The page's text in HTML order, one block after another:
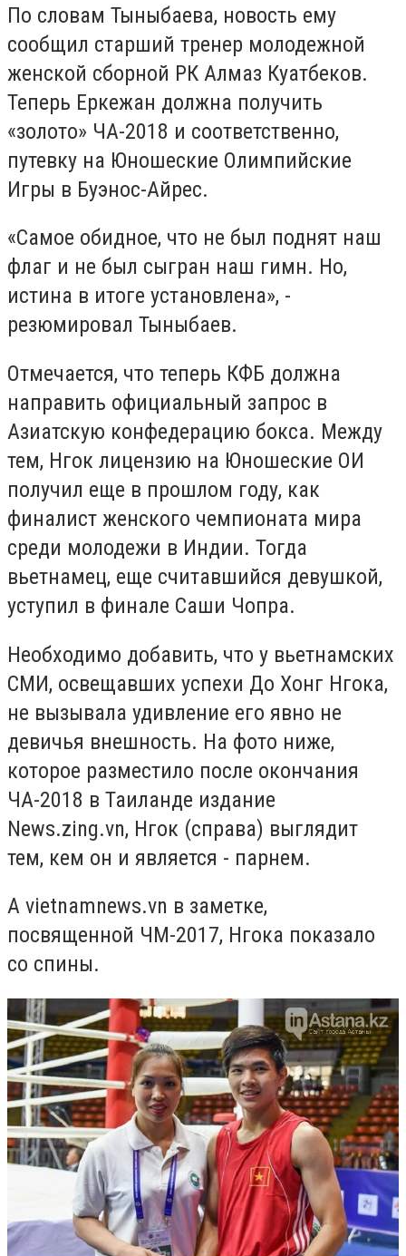
По словам Тыныбаева, новость ему
сообщил старший тренер молодежной
женской сборной РК Алмаз Куатбеков.
Теперь Еркежан должна получить
«золото» ЧА-2018 и соответственно,
путевку на Юношеские Олимпийские
Игры в Буэнос-Айрес.
«Самое обидное, что не был поднят наш
флаг и не был сыгран наш гимн. Но,
истина в итоге установлена», -
резюмировал Тыныбаев.
Отмечается, что теперь КФБ должна
направить официальный запрос в
Азиатскую конфедерацию бокса. Между
тем, Нгок лицензию на Юношеские ОИ
получил еще в прошлом году, как
финалист женского чемпионата мира
среди молодежи в Индии. Тогда
вьетнамец, еще считавшийся девушкой,
уступил в финале Саши Чопра.
Необходимо добавить, что у вьетнамских
СМИ, освещавших успехи До Хонг Нгока,
не вызывала удивление его явно не
девичья внешность. На фото ниже,
которое разместило после окончания
ЧА-2018 в Таиланде издание
News.zing.vn, Нгок (справа) выглядит
тем, кем он и является - парнем.
А vietnamnews.vn в заметке,
посвященной ЧМ-2017, Нгока показало
со спины.